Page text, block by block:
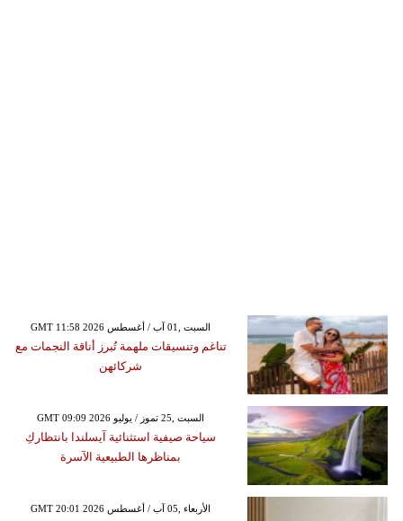
GMT 11:58 2026 السبت ,01 آب / أغسطس
تناغم وتنسيقات ملهمة تُبرز أناقة النجمات مع
شركائهن
GMT 09:09 2026 السبت ,25 تموز / يوليو
سياحة صيفية استثنائية آيسلندا بانتظاركِ
بمناظرها الطبيعية الآسرة
GMT 20:01 2026 الأربعاء ,05 آب / أغسطس